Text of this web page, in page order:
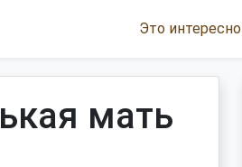
Это интересно
мать